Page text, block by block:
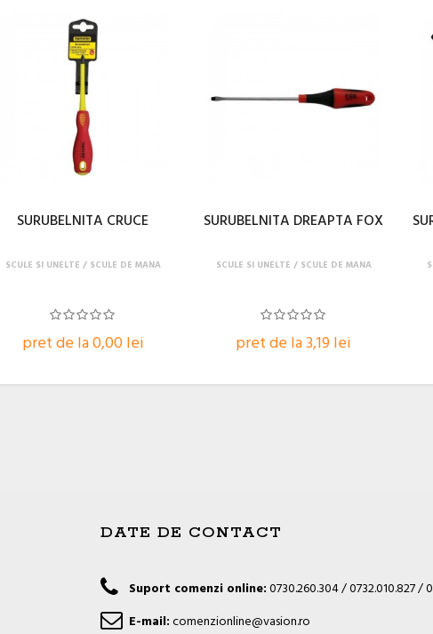
SURUBELNITA CRUCE
pret de la 0,00 lei
SCULE SI UNELTE SCULE DE MANA
SURUBELNITA DREAPTA FOX
pret de la 3,19 lei
SCULE SI UNELTE SCULE DE MANA
DATE DE CONTACT
Suport comenzi online:0730.260.304 / 0732.010.827 /
E-mail:comenzionline@vasion.ro